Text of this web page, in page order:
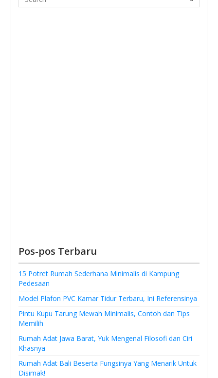
Pos-pos Terbaru
15 Potret Rumah Sederhana Minimalis di Kampung
Pedesaan
Model Plafon PVC Kamar Tidur Terbaru, Ini Referensinya
Pintu Kupu Tarung Mewah Minimalis, Contoh dan Tips
Memilih
Rumah Adat Jawa Barat, Yuk Mengenal Filosofi dan Ciri
Khasnya
Rumah Adat Bali Beserta Fungsinya Yang Menarik Untuk
Disimak!